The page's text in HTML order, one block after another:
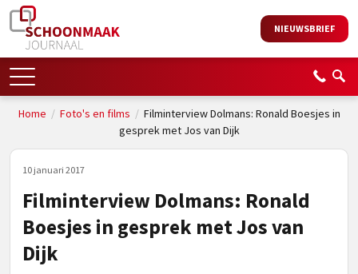
NIEUWSBRIEF
Home / Foto's en films / Filminterview Dolmans: Ronald Boesjes in
gesprek met Jos van Dijk
10 januari 2017
Filminterview Dolmans: Ronald
Boesjes in gesprek met Jos van
Dijk